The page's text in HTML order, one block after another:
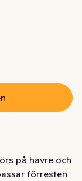
på havre och
förresten